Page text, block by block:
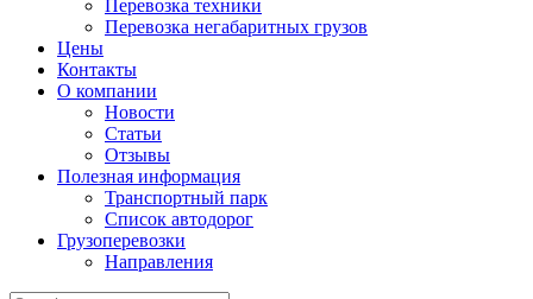
Перевозка техники
Перевозка негабаритных грузов
Цены
Контакты
О компании
Новости
Статьи
Отзывы
Полезная информация
Транспортный парк
Список автодорог
Грузоперевозки
Направления